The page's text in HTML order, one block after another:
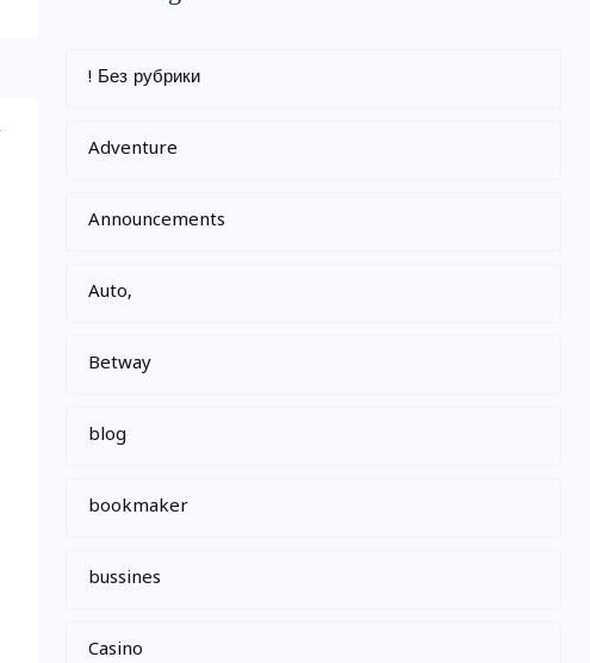
! Без рубрики
Adventure
Announcements
Auto,
Betway
blog
bookmaker
bussines
Casino